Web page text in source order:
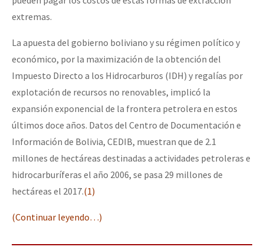
extremas.
La apuesta del gobierno boliviano y su régimen político y
económico, por la maximización de la obtención del
Impuesto Directo a los Hidrocarburos (IDH) y regalías por
explotación de recursos no renovables, implicó la
expansión exponencial de la frontera petrolera en estos
últimos doce años. Datos del Centro de Documentación e
Información de Bolivia, CEDIB, muestran que de 2.1
millones de hectáreas destinadas a actividades petroleras e
hidrocarburíferas el año 2006, se pasa 29 millones de
hectáreas el 2017.(1)
(Continuar leyendo…)